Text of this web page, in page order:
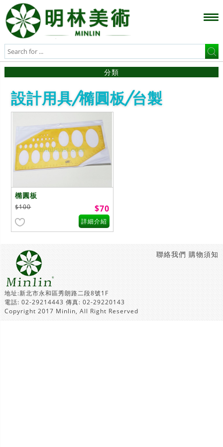
分類
設計用具/橢圓板/台製
橢圓板
$100 $70
詳細介紹
購物須知
聯絡我們
地址:新北市永和區秀朗路二段8號1F
電話: 02-29214443 傳真: 02-29220143
Copyright 2017 Minlin, All Right Reserved